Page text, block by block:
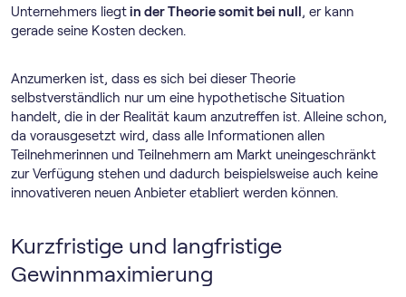
Unternehmers liegtin der Theorie somit bei null , er kann
gerade seine Kosten decken.
Anzumerken ist, dass es sich bei dieser Theorie
selbstverständlich nur um eine hypothetische Situation
handelt, die in der Realität kaum anzutreffen ist. Alleine schon,
da vorausgesetzt wird, dass alle Informationen allen
Teilnehmerinnen und Teilnehmern am Markt uneingeschränkt
zur Verfügung stehen und dadurch beispielsweise auch keine
innovativeren neuen Anbieter etabliert werden können.
Kurzfristige und langfristige
Gewinnmaximierung